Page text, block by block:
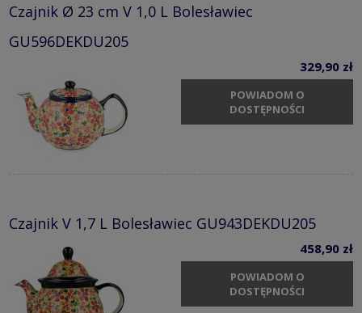
Czajnik Ø 23 cm V 1,0 L Bolesławiec
GU596DEKDU205
329,90 zł
POWIADOM O
DOSTĘPNOŚCI
Czajnik V 1,7 L Bolesławiec GU943DEKDU205
458,90 zł
POWIADOM O
DOSTĘPNOŚCI